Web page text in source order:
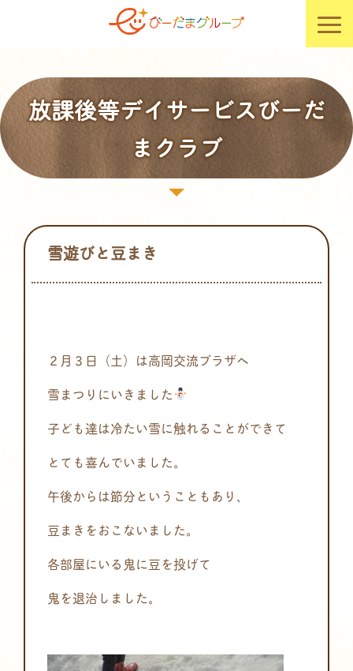
放課後等デイサービスびーだ
まクラブ
雪遊びと豆まき
２月３日（土）は高岡交流プラザへ
雪まつりにいきました
子ども達は冷たい雪に触れることができて
とても喜んでいました。
午後からは節分ということもあり、
豆まきをおこないました。
各部屋にいる鬼に豆を投げて
鬼を退治しました。